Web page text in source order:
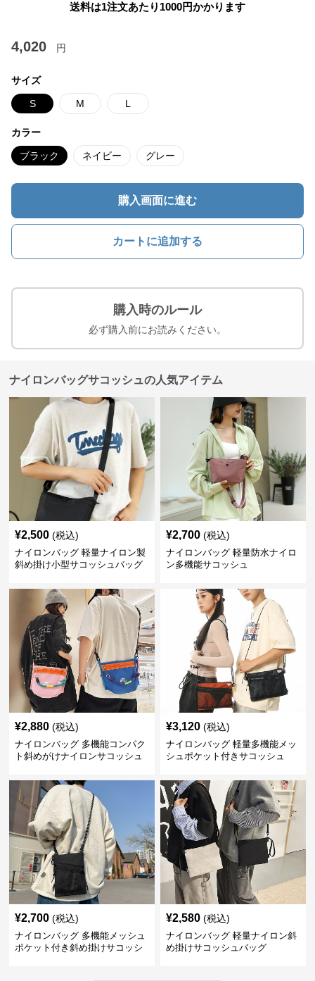
送料は1注文あたり 1000円かかります
4,020 円
サイズ
S M L
カラー
ブラック ネイビー グレー
購入画面に進む
カートに追加する
購入時のルール
必ず購入前にお読みください。
ナイロンバッグサコッシュの人気アイテム
¥2,500 (税込)
ナイロンバッグ 軽量ナイロン製
斜め掛け小型サコッシュバッグ
¥2,700 (税込)
ナイロンバッグ 軽量防水ナイロ
ン多機能サコッシュ
¥2,880 (税込)
ナイロンバッグ 多機能コンパク
ト斜めがけナイロンサコッシュ
¥3,120 (税込)
ナイロンバッグ 軽量多機能メッ
シュポケット付きサコッシュ
¥2,700 (税込)
ナイロンバッグ 多機能メッシュ
ポケット付き斜め掛けサコッシ
¥2,580 (税込)
ナイロンバッグ 軽量ナイロン斜
め掛けサコッシュバッグ